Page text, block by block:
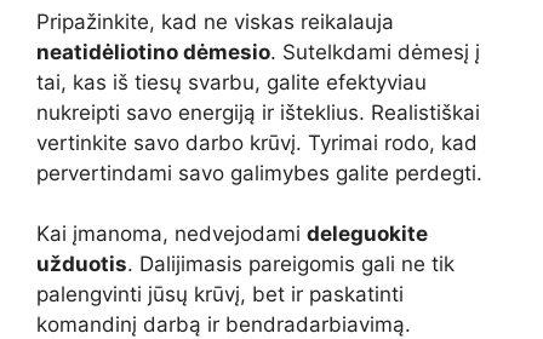
Pripažinkite, kad ne viskas reikalauja
neatidėliotino dėmesio. Sutelkdami dėmesį į
tai, kas iš tiesų svarbu, galite efektyviau
nukreipti savo energiją ir išteklius. Realistiškai
vertinkite savo darbo krūvį. Tyrimai rodo, kad
pervertindami savo galimybes galite perdegti.
Kai įmanoma, nedvejodami deleguokite
užduotis. Dalijimasis pareigomis gali ne tik
palengvinti jūsų krūvį, bet ir paskatinti
komandinį darbą ir bendradarbiavimą.